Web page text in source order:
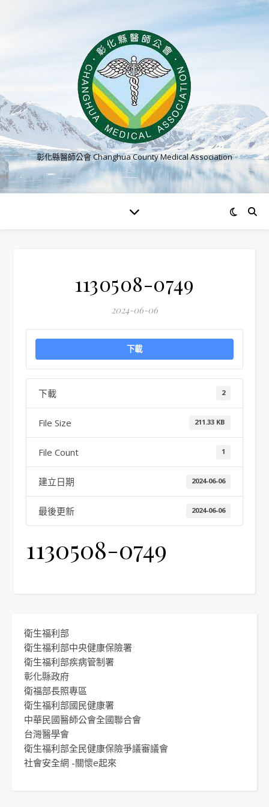
彰化縣醫師公會 Changhua County Medical Association
1130508-0749
2024-06-06
下載
下載 2
File Size 211.33 KB
File Count 1
建立日期 2024-06-06
最後更新 2024-06-06
1130508-0749
衛生福利部
衛生福利部中央健康保險署
衛生福利部疾病管制署
彰化縣政府
衛福部長照專區
衛生福利部國民健康署
中華民國醫師公會全國聯合會
台灣醫學會
衛生福利部全民健康保險爭議審議會
社會安全網 -關懷e起來